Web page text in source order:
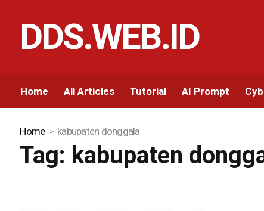
DDS.WEB.ID
Home All Articles Tutorial AI Prompt
Home kabupaten donggala
Tag: kabupaten